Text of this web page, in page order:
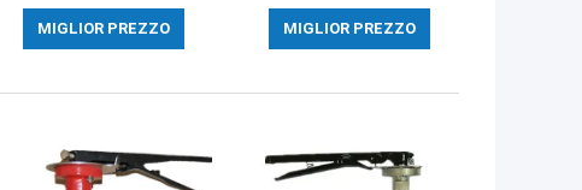
della valvola di GS C25
di BACCANO PN16
vapore
MIGLIOR PREZZO
multi per di riduzione
della pressione
MIGLIOR PREZZO